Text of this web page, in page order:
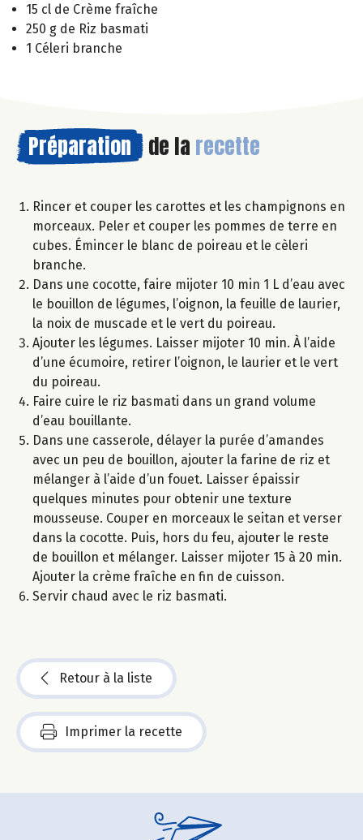
15 cl de Crème fraîche
250 g de Riz basmati
1 Céleri branche
Préparation de la recette
Rincer et couper les carottes et les champignons en
morceaux. Peler et couper les pommes de terre en
cubes. Émincer le blanc de poireau et le cèleri
branche.
Dans une cocotte, faire mijoter 10 min 1 L d’eau avec
le bouillon de légumes, l’oignon, la feuille de laurier,
la noix de muscade et le vert du poireau.
Ajouter les légumes. Laisser mijoter 10 min. À l’aide
d’une écumoire, retirer l’oignon, le laurier et le vert
du poireau.
Faire cuire le riz basmati dans un grand volume
d’eau bouillante.
Dans une casserole, délayer la purée d’amandes
avec un peu de bouillon, ajouter la farine de riz et
mélanger à l’aide d’un fouet. Laisser épaissir
quelques minutes pour obtenir une texture
mousseuse. Couper en morceaux le seitan et verser
dans la cocotte. Puis, hors du feu, ajouter le reste
de bouillon et mélanger. Laisser mijoter 15 à 20 min.
Ajouter la crème fraîche en fin de cuisson.
Servir chaud avec le riz basmati.
Retour à la liste
Imprimer la recette